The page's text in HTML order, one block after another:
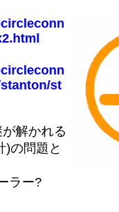
st
が解かれる
)の問題と
ラー?